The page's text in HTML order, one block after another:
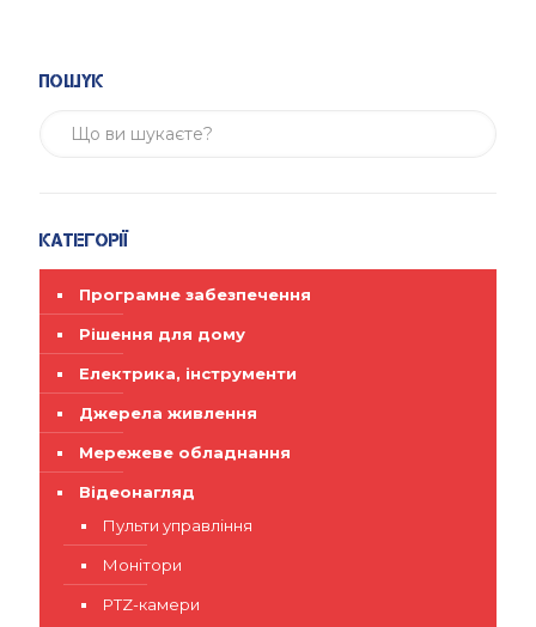
Пошук
Категорії
Програмне забезпечення
Рішення для дому
Електрика, інструменти
Джерела живлення
Мережеве обладнання
Відеонагляд
Пульти управління
Монітори
PTZ-камери